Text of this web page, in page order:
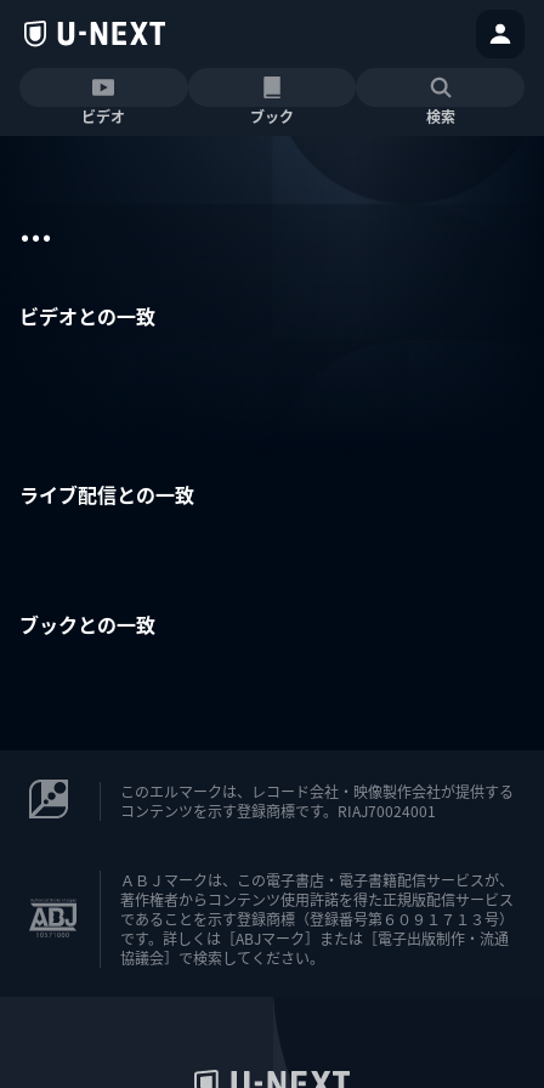
ビデオ ブック 検索
...
ビデオとの一致
ライブ配信との一致
ブックとの一致
このエルマークは、レコード会社・映像製作会社が提供する
コンテンツを示す登録商標です。RIAJ70024001
ＡＢＪマークは、この電子書店・電子書籍配信サービスが、
著作権者からコンテンツ使用許諾を得た正規版配信サービス
であることを示す登録商標（登録番号第６０９１７１３号）
です。詳しくは［ABJマーク］または［電子出版制作・流通
協議会］で検索してください。